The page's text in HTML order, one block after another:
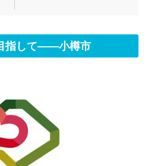
指して――小樽市